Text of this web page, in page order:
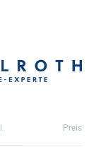
Preis